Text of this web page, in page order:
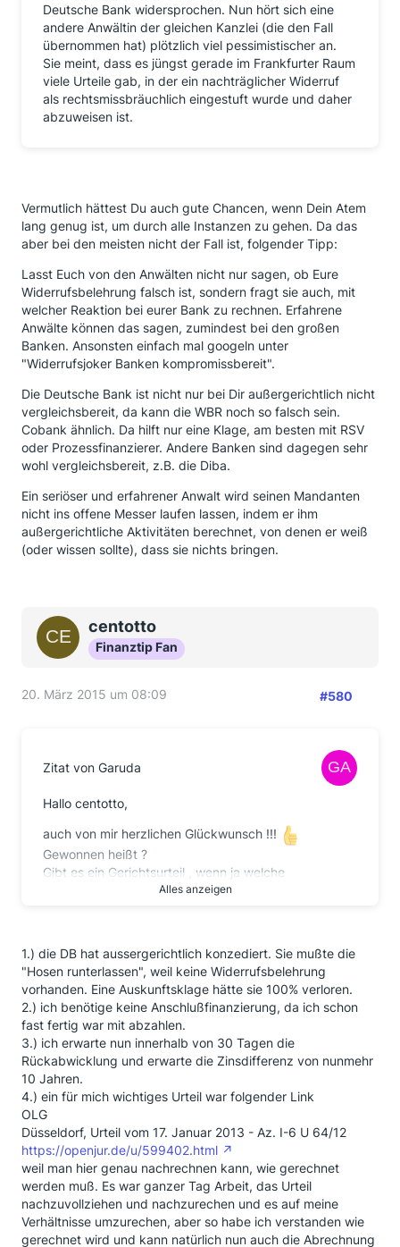
Deutsche Bank widersprochen. Nun hört sich eine
andere Anwältin der gleichen Kanzlei (die den Fall
übernommen hat) plötzlich viel pessimistischer an.
Sie meint, dass es jüngst gerade im Frankfurter Raum
viele Urteile gab, in der ein nachträglicher Widerruf
als rechtsmissbräuchlich eingestuft wurde und daher
abzuweisen ist.
Vermutlich hättest Du auch gute Chancen, wenn Dein Atem
lang genug ist, um durch alle Instanzen zu gehen. Da das
aber bei den meisten nicht der Fall ist, folgender Tipp:
Lasst Euch von den Anwälten nicht nur sagen, ob Eure
Widerrufsbelehrung falsch ist, sondern fragt sie auch, mit
welcher Reaktion bei eurer Bank zu rechnen. Erfahrene
Anwälte können das sagen, zumindest bei den großen
Banken. Ansonsten einfach mal googeln unter
"Widerrufsjoker Banken kompromissbereit".
Die Deutsche Bank ist nicht nur bei Dir außergerichtlich nicht
vergleichsbereit, da kann die WBR noch so falsch sein.
Cobank ähnlich. Da hilft nur eine Klage, am besten mit RSV
oder Prozessfinanzierer. Andere Banken sind dagegen sehr
wohl vergleichsbereit, z.B. die Diba.
Ein seriöser und erfahrener Anwalt wird seinen Mandanten
nicht ins offene Messer laufen lassen, indem er ihm
außergerichtliche Aktivitäten berechnet, von denen er weiß
(oder wissen sollte), dass sie nichts bringen.
centotto
Finanztip Fan
20. März 2015 um 08:09 #580
Zitat von Garuda
Hallo centotto,
auch von mir herzlichen Glückwunsch !!!
Gewonnen heißt ?
Gibt es ein Gerichtsurteil , wenn ja welche
Läuft der gesamte Darlehnsbetrag samt Zinsen an
Dich zurück oder wie wurde verfahren ?
Wäre für einige User hier sowie auch für mich sehr
hilfreich,
wenn Du uns hier noch einige Details aus Deinem
"Gewinnurteil" mitteilen könntest.
Ansonsten schließe ich mich auch noch gerne den
Fragen von Pusteblume an.
Danke schon mal vorab.
Servus Peter
Alles anzeigen
1.) die DB hat aussergerichtlich konzediert. Sie mußte die
"Hosen runterlassen", weil keine Widerrufsbelehrung
vorhanden. Eine Auskunftsklage hätte sie 100% verloren.
2.) ich benötige keine Anschlußfinanzierung, da ich schon
fast fertig war mit abzahlen.
3.) ich erwarte nun innerhalb von 30 Tagen die
Rückabwicklung und erwarte die Zinsdifferenz von nunmehr
10 Jahren.
4.) ein für mich wichtiges Urteil war folgender Link
OLG
Düsseldorf, Urteil vom 17. Januar 2013 - Az. I-6 U 64/12
https://openjur.de/u/599402.html
weil man hier genau nachrechnen kann, wie gerechnet
werden muß. Es war ganzer Tag Arbeit, das Urteil
nachzuvollziehen und nachzurechen und es auf meine
Verhältnisse umzurechen, aber so habe ich verstanden wie
gerechnet wird und kann natürlich nun auch die Abrechnung